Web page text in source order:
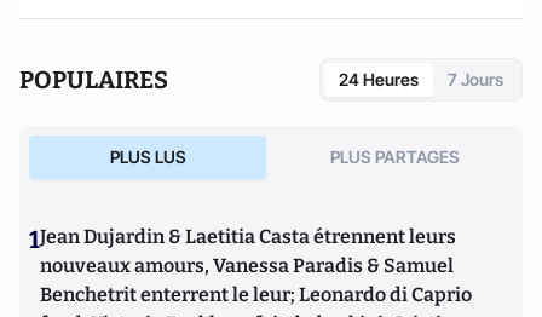
POPULAIRES 24 Heures 7 Jours
PLUS LUS PLUS PARTAGES
1Jean Dujardin & Laetitia Casta étrennent leurs
nouveaux amours, Vanessa Paradis & Samuel
Benchetrit enterrent le leur; Leonardo di Caprio